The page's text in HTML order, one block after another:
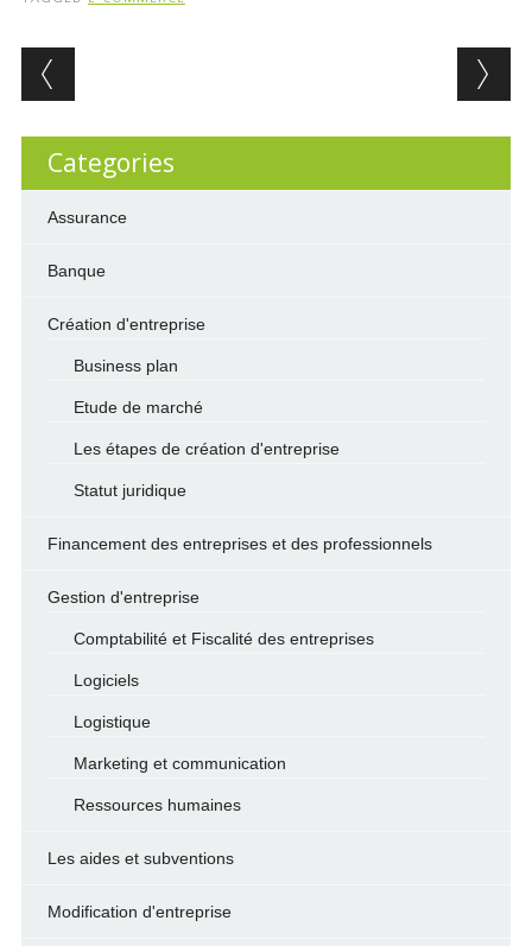
Post navigation
Categories
Assurance
Banque
Création d'entreprise
Business plan
Etude de marché
Les étapes de création d'entreprise
Statut juridique
Financement des entreprises et des professionnels
Gestion d'entreprise
Comptabilité et Fiscalité des entreprises
Logiciels
Logistique
Marketing et communication
Ressources humaines
Les aides et subventions
Modification d'entreprise